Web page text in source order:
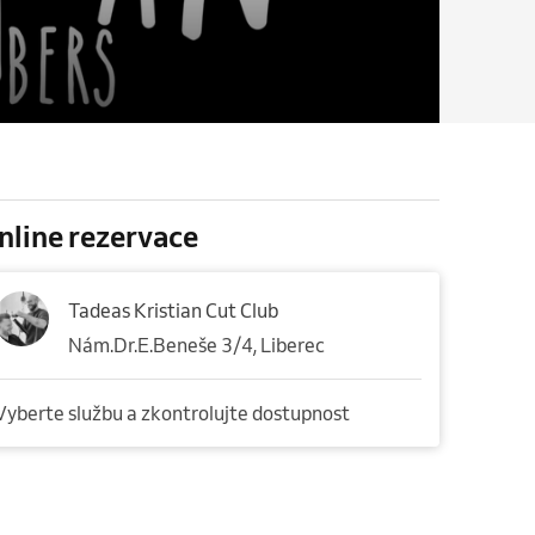
rezervace
Tadeas Kristian Cut Club
Nám.Dr.E.Beneše 3/4, Liberec
službu a zkontrolujte dostupnost